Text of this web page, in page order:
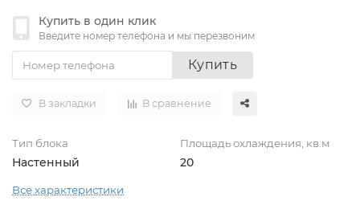
Купить в один клик
Введите номер телефона и мы перезвоним
Купить
В закладки В сравнение
Тип блока
Настенный
Площадь охлаждения, кв.м
20
Все характеристики